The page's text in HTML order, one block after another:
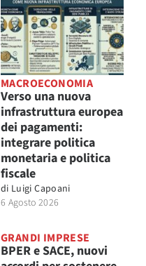
MACROECONOMIA
Verso una nuova
infrastruttura europea
dei pagamenti:
integrare politica
monetaria e politica
fiscale
di Luigi Capoani
6 Agosto 2026
GRANDI IMPRESE
BPER e SACE, nuovi